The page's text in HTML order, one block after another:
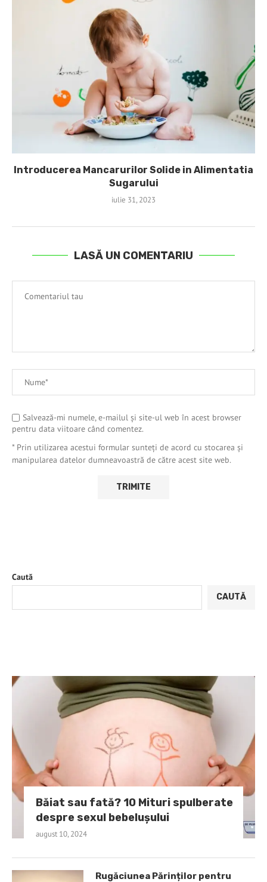
Introducerea Mancarurilor Solide in Alimentatia
Sugarului
iulie 31, 2023
LASĂ UN COMENTARIU
Salvează-mi numele, e-mailul și site-ul web în acest browser
pentru data viitoare când comentez.
* Prin utilizarea acestui formular sunteți de acord cu stocarea și
manipularea datelor dumneavoastră de către acest site web.
Caută
CAUTĂ
Băiat sau fată? 10 Mituri spulberate
despre sexul bebelușului
august 10, 2024
Rugăciunea Părinților pentru